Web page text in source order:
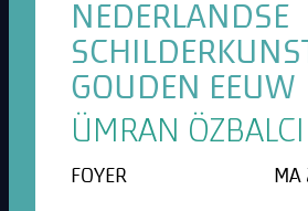
NEDERLANDSE
GOUDEN EEUW
ÜMRAN
FOYER